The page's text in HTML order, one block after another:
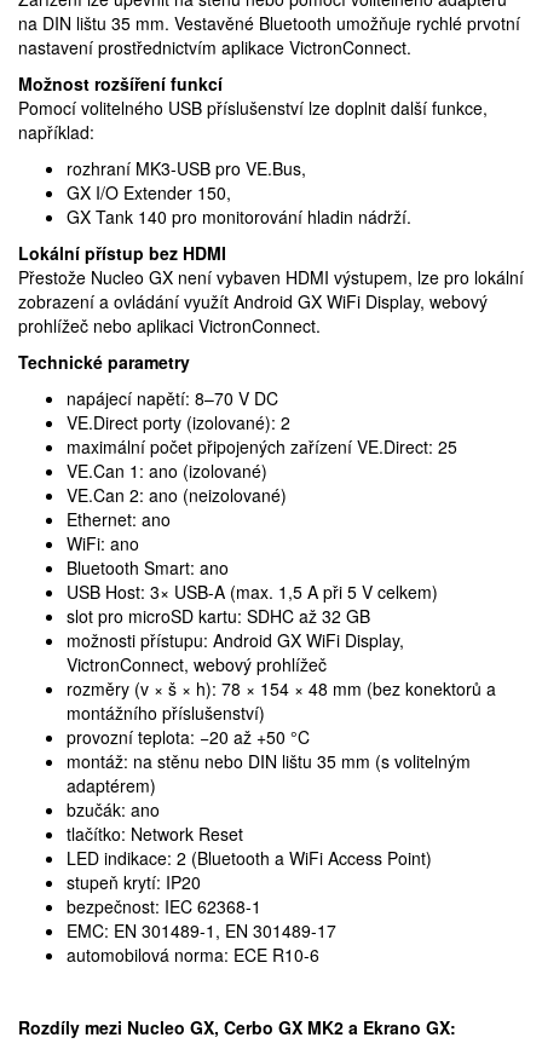
na DIN lištu 35 mm. Vestavěné Bluetooth umožňuje rychlé prvotní
nastavení prostřednictvím aplikace VictronConnect.
Možnost rozšíření funkcí
Pomocí volitelného USB příslušenství lze doplnit další funkce,
například:
rozhraní MK3-USB pro VE.Bus,
GX I/O Extender 150,
GX Tank 140 pro monitorování hladin nádrží.
Lokální přístup bez HDMI
Přestože Nucleo GX není vybaven HDMI výstupem, lze pro lokální
zobrazení a ovládání využít Android GX WiFi Display, webový
prohlížeč nebo aplikaci VictronConnect.
Technické parametry
napájecí napětí: 8–70 V DC
VE.Direct porty (izolované): 2
maximální počet připojených zařízení VE.Direct: 25
VE.Can 1: ano (izolované)
VE.Can 2: ano (neizolované)
Ethernet: ano
WiFi: ano
Bluetooth Smart: ano
USB Host: 3× USB-A (max. 1,5 A při 5 V celkem)
slot pro microSD kartu: SDHC až 32 GB
možnosti přístupu: Android GX WiFi Display,
VictronConnect, webový prohlížeč
rozměry (v × š × h): 78 × 154 × 48 mm (bez konektorů a
montážního příslušenství)
provozní teplota: −20 až +50 °C
montáž: na stěnu nebo DIN lištu 35 mm (s volitelným
adaptérem)
bzučák: ano
tlačítko: Network Reset
LED indikace: 2 (Bluetooth a WiFi Access Point)
stupeň krytí: IP20
bezpečnost: IEC 62368-1
EMC: EN 301489-1, EN 301489-17
automobilová norma: ECE R10-6
Rozdíly mezi Nucleo GX, Cerbo GX MK2 a Ekrano GX: